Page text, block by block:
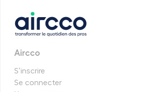
Aircco
S’inscrire
Se connecter